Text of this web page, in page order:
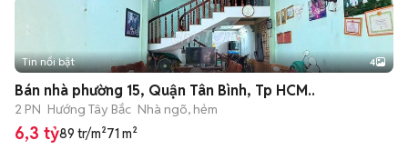
Tin nổi bật 4
Bán nhà phường 15, Quận Tân Bình, Tp HCM..
2 PN Hướng Tây Bắc Nhà ngõ, hẻm
6,3 tỷ89 tr/m²71 m²